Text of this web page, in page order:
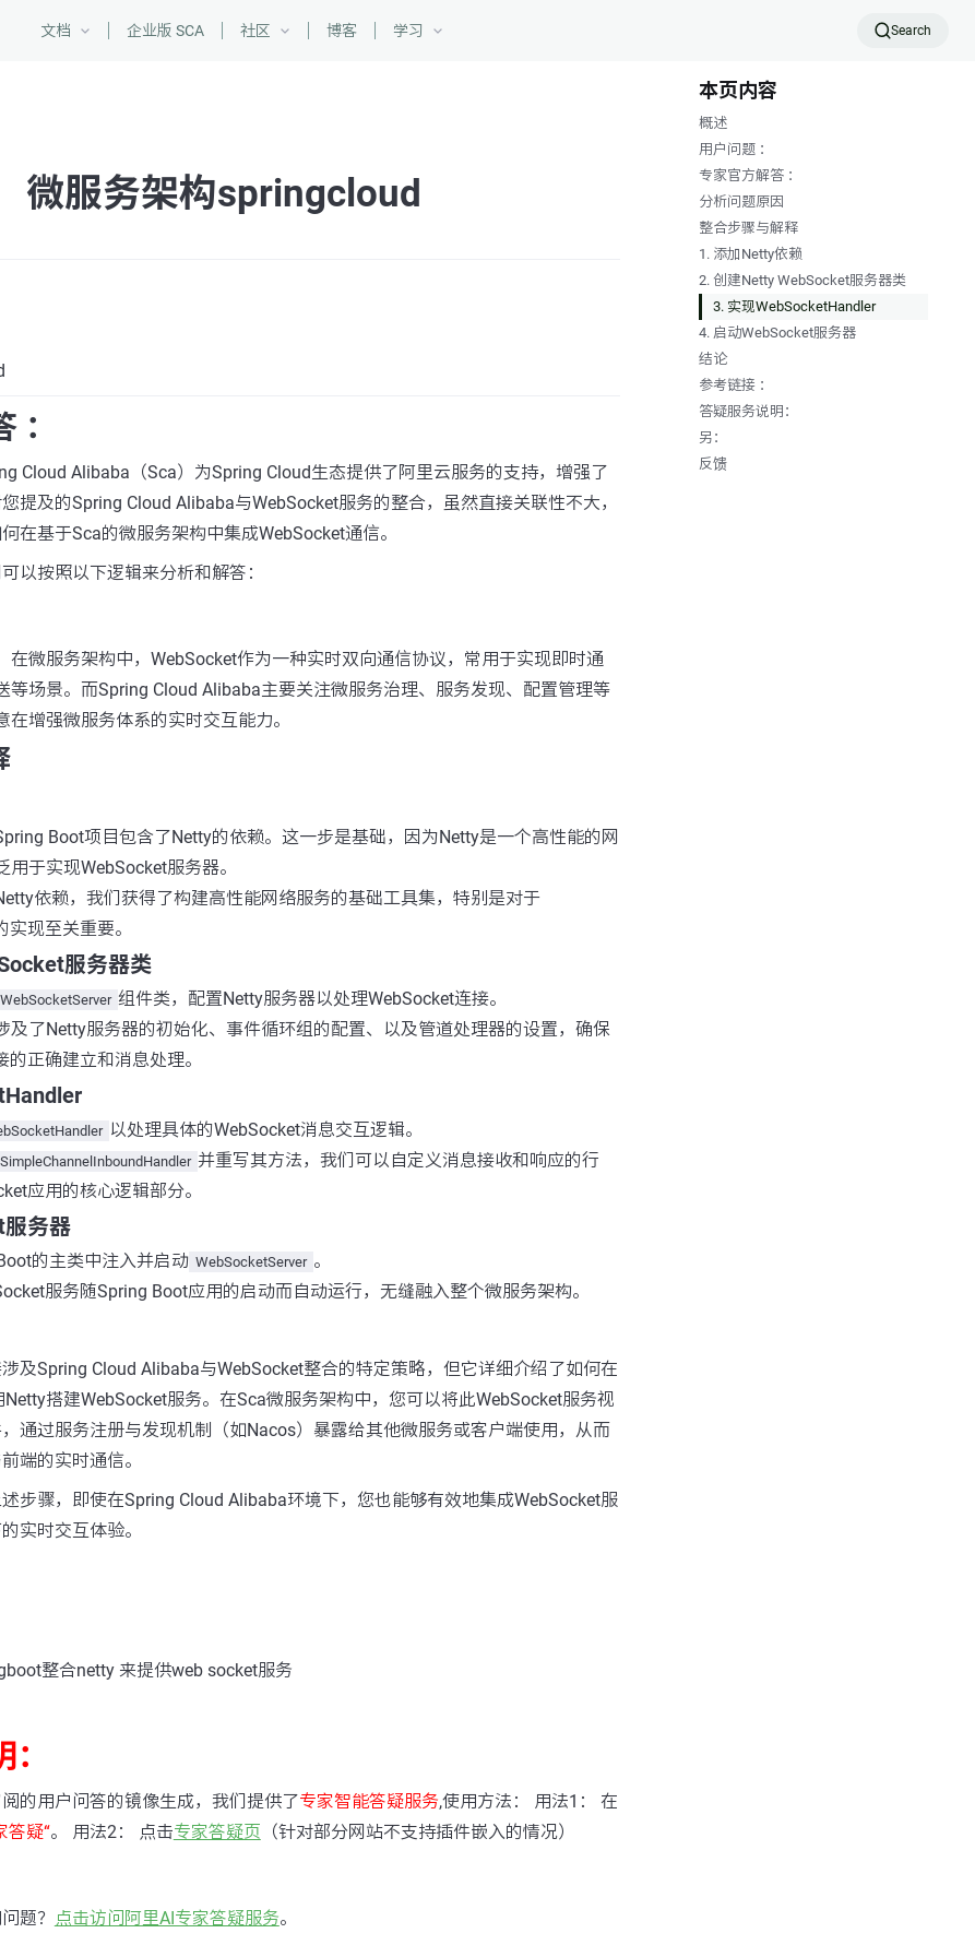
文档 企业版 SCA 社区 博客 学习 Search
微服务架构springcloud
：
Cloud Alibaba（Sca）为Spring Cloud生态提供了阿里云服务的支持，增强了
提及的Spring Cloud Alibaba与WebSocket服务的整合，虽然直接关联性不大，
在基于Sca的微服务架构中集成WebSocket通信。
以按照以下逻辑来分析和解答：
在微服务架构中，WebSocket作为一种实时双向通信协议，常用于实现即时通
等场景。而Spring Cloud Alibaba主要关注微服务治理、服务发现、配置管理等
在增强微服务体系的实时交互能力。
Boot项目包含了Netty的依赖。这一步是基础，因为Netty是一个高性能的网
用于实现WebSocket服务器。
依赖，我们获得了构建高性能网络服务的基础工具集，特别是对于
现至关重要。
服务器类
WebSocketServer 组件类，配置Netty服务器以处理WebSocket连接。
及了Netty服务器的初始化、事件循环组的配置、以及管道处理器的设置，确保
的正确建立和消息处理。
以处理具体的WebSocket消息交互逻辑。
SimpleChannelInboundHandler 并重写其方法，我们可以自定义消息接收和响应的行
应用的核心逻辑部分。
务器
的主类中注入并启动 WebSocketServer 。
服务随Spring Boot应用的启动而自动运行，无缝融入整个微服务架构。
及Spring Cloud Alibaba与WebSocket整合的特定策略，但它详细介绍了如何在
搭建WebSocket服务。在Sca微服务架构中，您可以将此WebSocket服务视
通过服务注册与发现机制（如Nacos）暴露给其他微服务或客户端使用，从而
端的实时通信。
步骤，即使在Spring Cloud Alibaba环境下，您也能够有效地集成WebSocket服
实时交互体验。
整合netty 来提供web socket服务
的用户问答的镜像生成，我们提供了专家智能答疑服务,使用方法： 用法1： 在
答疑“。 用法2： 点击专家答疑页 （针对部分网站不支持插件嵌入的情况）
题？ 点击访问阿里AI专家答疑服务。
本页内容
概述
用户问题 ：
专家官方解答 ：
分析问题原因
整合步骤与解释
1. 添加Netty依赖
2. 创建Netty WebSocket服务器类
3. 实现WebSocketHandler
4. 启动WebSocket服务器
结论
参考链接 ：
答疑服务说明：
另：
反馈